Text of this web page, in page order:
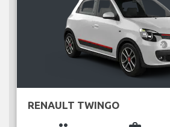
RENAULT TWINGO